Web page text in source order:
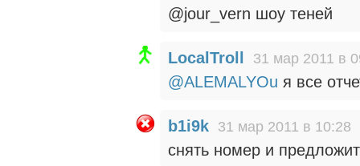
@jour_vern шоу теней
LocalTroll 31 мар 2011 в
@ALEMALYOu я все
b1i9k 31 мар 2011 в 10:28
снять номер и